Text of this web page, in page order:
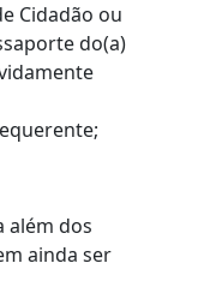
Cidadão ou
do(a)
além dos
ainda ser